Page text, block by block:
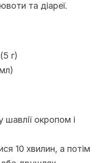
та діареї.
г)
окропом і
10 хвилин, а потім